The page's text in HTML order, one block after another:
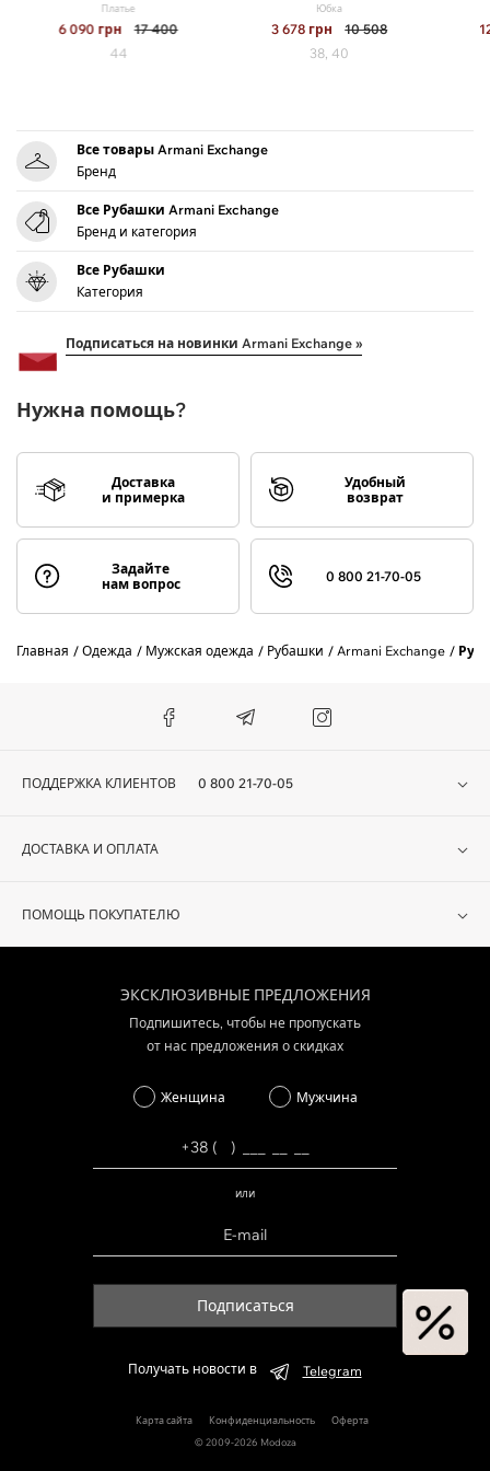
Платье
6 090 грн
17 400
44
Юбка
3 678 грн
10 508
38, 40
Все товары Armani Exchange
Бренд
Все Рубашки Armani Exchange
Бренд и категория
Все Рубашки
Категория
Подписаться на новинки Armani Exchange »
Нужна помощь?
Доставка
и примерка
Удобный
возврат
Задайте
нам вопрос
0 800 21-70-05
Главная Одежда Мужская одежда Рубашки Armani Exchange
ПОДДЕРЖКА КЛИЕНТОВ 0 800 21-70-05
ДОСТАВКА И ОПЛАТА
ПОМОЩЬ ПОКУПАТЕЛЮ
ЭКСКЛЮЗИВНЫЕ ПРЕДЛОЖЕНИЯ
Подпишитесь, чтобы не пропускать
от нас предложения о скидках
Женщина Мужчина
или
Подписаться
Получать новости в Telegram
Карта сайта Конфиденциальность
Оферта
© 2009-2026 Modoza